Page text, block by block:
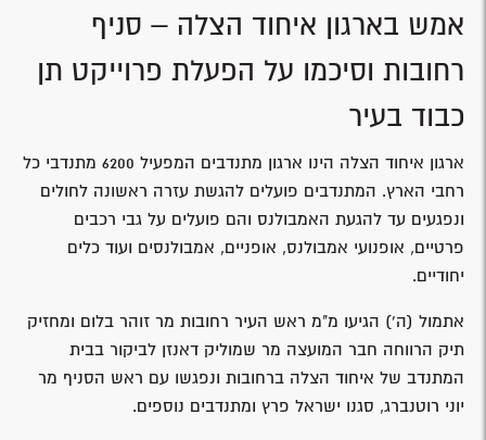
אמש בארגון איחוד הצלה – סניף
רחובות וסיכמו על הפעלת פרוייקט תן
כבוד בעיר
ארגון איחוד הצלה הינו ארגון מתנדבים המפעיל 6200 מתנדבי כל
רחבי הארץ. המתנדבים פועלים להגשת עזרה ראשונה לחולים
ונפגעים עד להגעת האמבולנס והם פועלים על גבי רכבים
פרטיים, אופנועי אמבולנס, אופניים, אמבולנסים ועוד כלים
יחודיים.
אתמול (ה') הגיעו מ"מ ראש העיר רחובות מר זוהר בלום ומחזיק
תיק הרווחה חבר המועצה מר שמוליק דאנזן לביקור בבית
המתנדב של איחוד הצלה ברחובות ונפגשו עם ראש הסניף מר
יוני רוטנברג, סגנו ישראל פרץ ומתנדבים נוספים.